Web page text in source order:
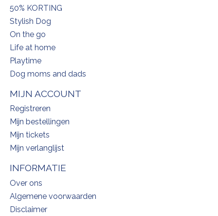
50% KORTING
Stylish Dog
On the go
Life at home
Playtime
Dog moms and dads
MIJN ACCOUNT
Registreren
Mijn bestellingen
Mijn tickets
Mijn verlanglijst
INFORMATIE
Over ons
Algemene voorwaarden
Disclaimer